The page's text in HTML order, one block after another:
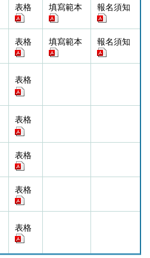
表格 填寫範本 報名須知
表格 填寫範本 報名須知
表格
表格
表格
表格
表格